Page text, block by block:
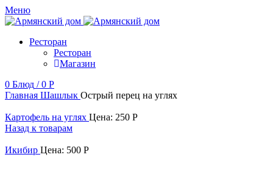
Меню
Ресторан
Ресторан
Магазин
0 Блюд / 0 Р
Главная Шашлык Острый перец на углях
Картофель на углях Цена: 250 Р
Назад к товарам
Икибир Цена: 500 Р